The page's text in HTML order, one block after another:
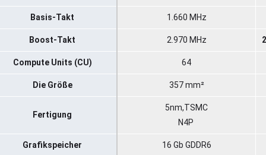
Basis-Takt 1.660 MHz
Boost-Takt 2.970 MHz
Compute Units (CU) 64
Die Größe 357 mm²
Fertigung
5nm,TSMC
N4P
Grafikspeicher 16 Gb GDDR6